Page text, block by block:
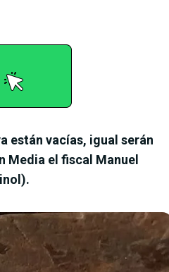
están vacías, igual serán
Media el fiscal Manuel